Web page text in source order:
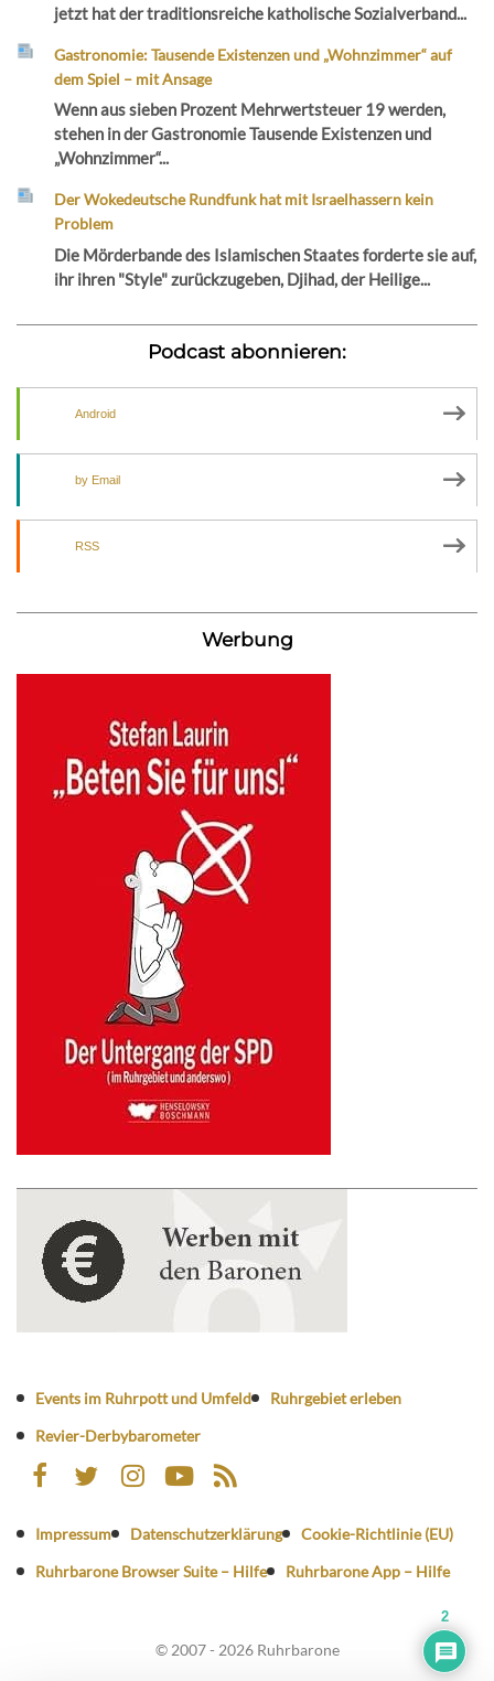
jetzt hat der traditionsreiche katholische Sozialverband...
Gastronomie: Tausende Existenzen und „Wohnzimmer“ auf
dem Spiel – mit Ansage
Wenn aus sieben Prozent Mehrwertsteuer 19 werden,
stehen in der Gastronomie Tausende Existenzen und
„Wohnzimmer“...
Der Wokedeutsche Rundfunk hat mit Israelhassern kein
Problem
Die Mörderbande des Islamischen Staates forderte sie auf,
ihr ihren "Style" zurückzugeben, Djihad, der Heilige...
Podcast abonnieren:
Android
by Email
RSS
Werbung
Events im Ruhrpott und Umfeld
Ruhrgebiet erleben
Revier-Derbybarometer
Impressum Datenschutzerklärung
Cookie-Richtlinie (EU)
Ruhrbarone Browser Suite – Hilfe
Ruhrbarone App – Hilfe
© 2007 - 2026 Ruhrbarone
2